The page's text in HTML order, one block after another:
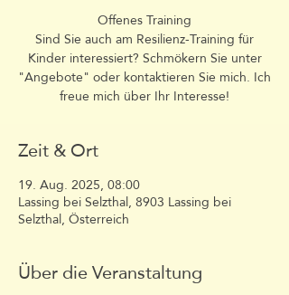
Offenes Training
Sind Sie auch am Resilienz-Training für
Kinder interessiert? Schmökern Sie unter
"Angebote" oder kontaktieren Sie mich. Ich
freue mich über Ihr Interesse!
Zeit & Ort
19. Aug. 2025, 08:00
Lassing bei Selzthal, 8903 Lassing bei
Selzthal, Österreich
Über die Veranstaltung